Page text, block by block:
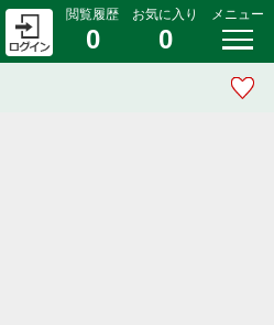
閲覧履歴
0
お気に入り
0
メニュー